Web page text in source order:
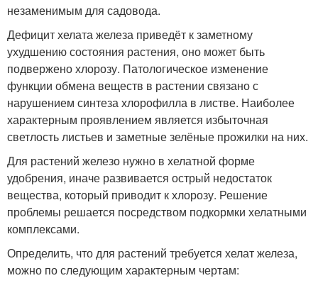
незаменимым для садовода.
Дефицит хелата железа приведёт к заметному
ухудшению состояния растения, оно может быть
подвержено хлорозу. Патологическое изменение
функции обмена веществ в растении связано с
нарушением синтеза хлорофилла в листве. Наиболее
характерным проявлением является избыточная
светлость листьев и заметные зелёные прожилки на них.
Для растений железо нужно в хелатной форме
удобрения, иначе развивается острый недостаток
вещества, который приводит к хлорозу. Решение
проблемы решается посредством подкормки хелатными
комплексами.
Определить, что для растений требуется хелат железа,
можно по следующим характерным чертам: